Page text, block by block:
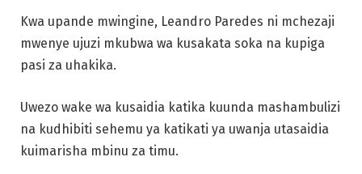
Kwa upande mwingine, Leandro Paredes ni mchezaji
mwenye ujuzi mkubwa wa kusakata soka na kupiga
pasi za uhakika.
Uwezo wake wa kusaidia katika kuunda mashambulizi
na kudhibiti sehemu ya katikati ya uwanja utasaidia
kuimarisha mbinu za timu.